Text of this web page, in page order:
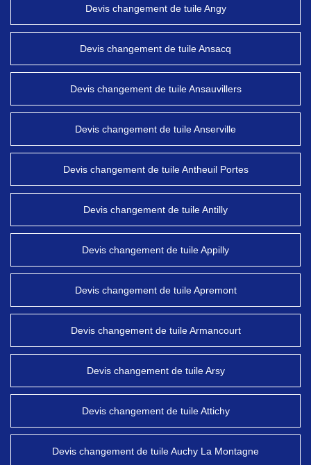
Devis changement de tuile Angy
Devis changement de tuile Ansacq
Devis changement de tuile Ansauvillers
Devis changement de tuile Anserville
Devis changement de tuile Antheuil Portes
Devis changement de tuile Antilly
Devis changement de tuile Appilly
Devis changement de tuile Apremont
Devis changement de tuile Armancourt
Devis changement de tuile Arsy
Devis changement de tuile Attichy
Devis changement de tuile Auchy La Montagne